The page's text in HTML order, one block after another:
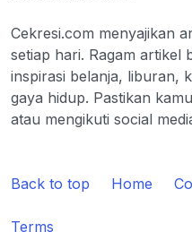
Cekresi.com menyajikan
setiap hari. Ragam artikel
inspirasi belanja, liburan,
gaya hidup. Pastikan
atau mengikuti social
Back to top Home
Terms